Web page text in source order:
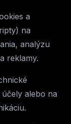
a
na
analýzu
reklamy.
alebo na